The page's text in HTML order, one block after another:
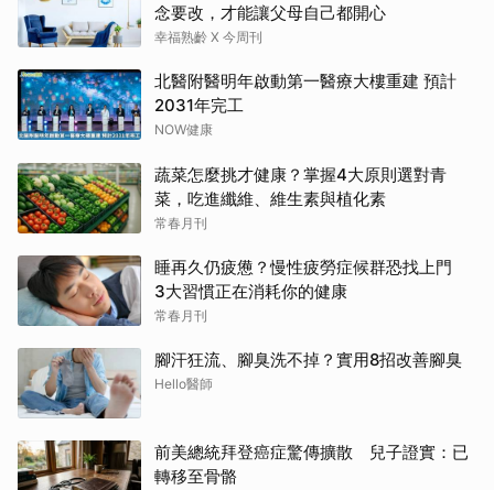
念要改，才能讓父母自己都開心
幸福熟齡 X 今周刊
北醫附醫明年啟動第一醫療大樓重建 預計
2031年完工
NOW健康
蔬菜怎麼挑才健康？掌握4大原則選對青
菜，吃進纖維、維生素與植化素
常春月刊
睡再久仍疲憊？慢性疲勞症候群恐找上門
3大習慣正在消耗你的健康
常春月刊
腳汗狂流、腳臭洗不掉？實用8招改善腳臭
Hello醫師
前美總統拜登癌症驚傳擴散 兒子證實：已
轉移至骨骼